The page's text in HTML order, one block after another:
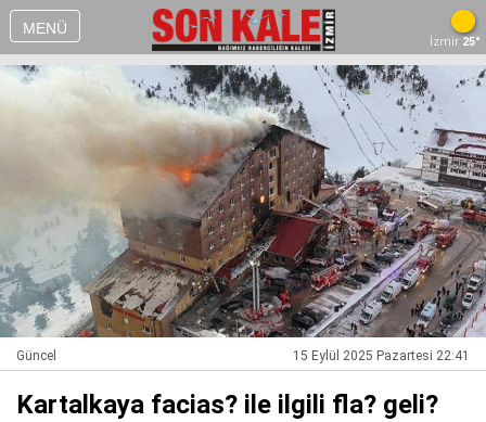
MENÜ
İzmir 25°
Güncel 15 Eylül 2025 Pazartesi 22:41
Kartalkaya facias? ile ilgili fla? geli?